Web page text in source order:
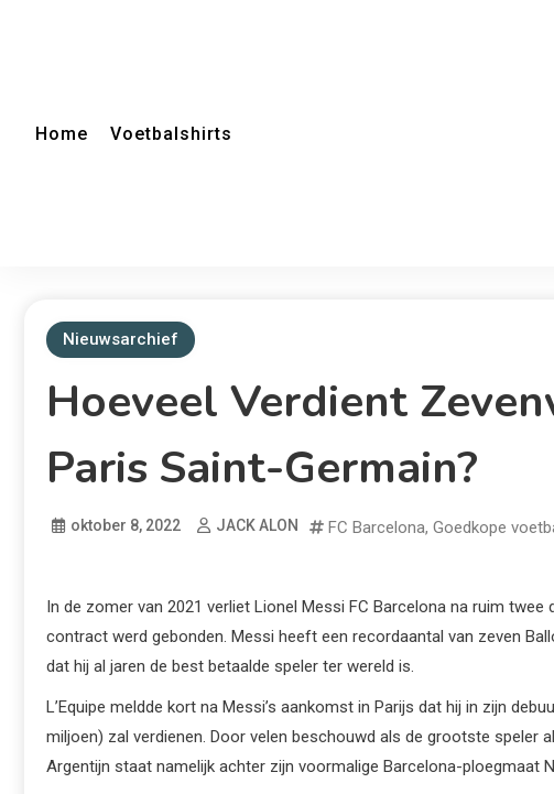
Home Voetbalshirts
Nieuwsarchief
Hoeveel Verdient
Paris Saint-Germain?
oktober 8, 2022 JACK ALON FC Barcelona, Goedkope
In de zomer van 2021 verliet Lionel Messi FC Barcelona na ruim
contract werd gebonden. Messi heeft een recordaantal van zeven
dat hij al jaren de best betaalde speler ter wereld is.
L’Equipe meldde kort na Messi’s aankomst in Parijs dat hij in zijn
miljoen) zal verdienen. Door velen beschouwd als de grootste speler
Argentijn staat namelijk achter zijn voormalige Barcelona-ploegmaat